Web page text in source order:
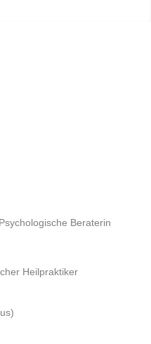
Beraterin
Heilpraktiker